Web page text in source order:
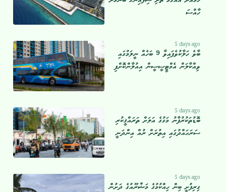
ހާއްސަ
5 days ago
ބާވެ ހަލާކުވެފައިވާ 9 ބަހެއް ނީލަމުގައި
ވިއްކާލަން އެމްޓީސީސީން އިއުލާންކޮށްފި
5 days ago
ބޮޑުތަކުރުފާނު މަގުގެ އަލަށް ތަރައްޤީކުރި
ސަރަޙައްދުގައި އިތުރަށް ރުއް އިންދަނީ
5 days ago
ގިރިފުށީ ބިން ހިއްކުމުގެ މަޝްރޫއުގެ ދަށުން